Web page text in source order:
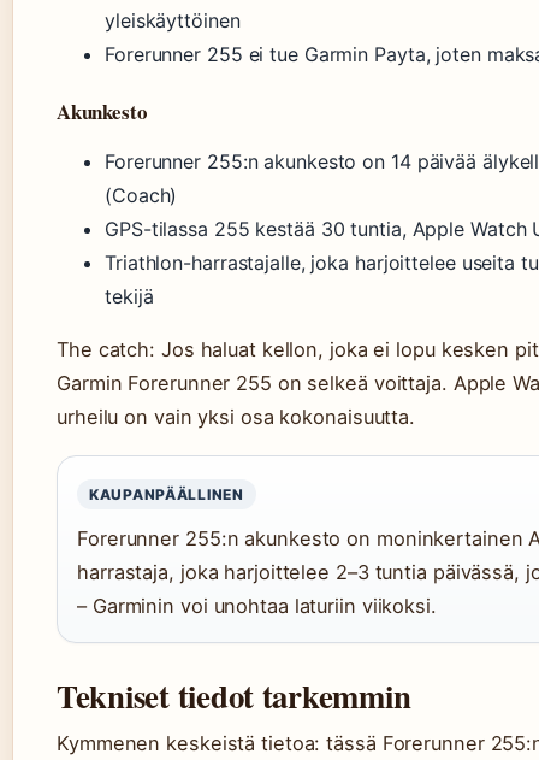
yleiskäyttöinen
Forerunner 255 ei tue Garmin Payta, joten
Akunkesto
Forerunner 255:n akunkesto on 14 päivää
(Coach)
GPS-tilassa 255 kestää 30 tuntia, Apple Watch
Triathlon-harrastajalle, joka harjoittelee useita
tekijä
The catch: Jos haluat kellon, joka ei lopu kesken
Garmin Forerunner 255 on selkeä voittaja. Apple
urheilu on vain yksi osa kokonaisuutta.
KAUPANPÄÄLLINEN
Forerunner 255:n akunkesto on moninkertainen
harrastaja, joka harjoittelee 2–3 tuntia päivässä,
– Garminin voi unohtaa laturiin viikoksi.
Tekniset tiedot tarkemmin
Kymmenen keskeistä tietoa: tässä Forerunner